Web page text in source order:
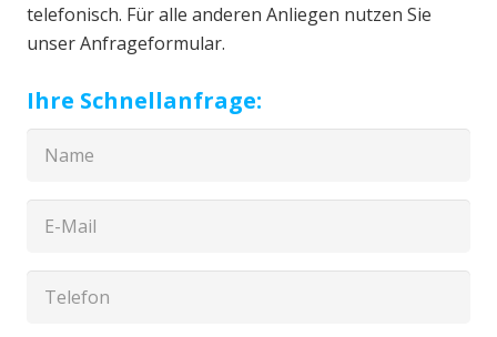
telefonisch. Für alle anderen Anliegen nutzen Sie
unser Anfrageformular.
Ihre Schnellanfrage: